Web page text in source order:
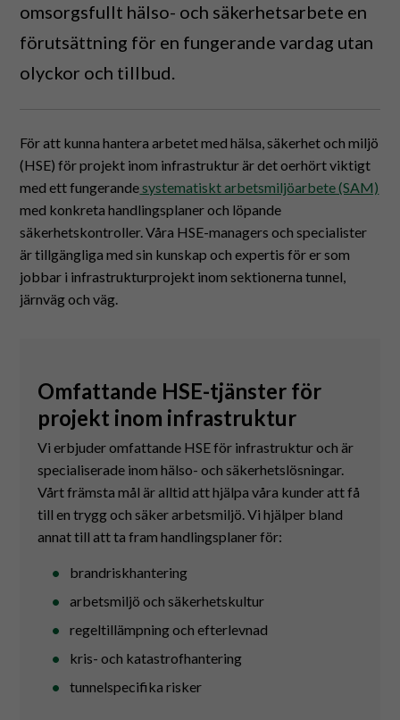
omsorgsfullt hälso- och säkerhetsarbete en
förutsättning för en fungerande vardag utan
olyckor och tillbud.
För att kunna hantera arbetet med hälsa, säkerhet och miljö
(HSE) för projekt inom infrastruktur är det oerhört viktigt
med ett fungerandesystematiskt arbetsmiljöarbete (SAM)
med konkreta handlingsplaner och löpande
säkerhetskontroller. Våra HSE-managers och specialister
är tillgängliga med sin kunskap och expertis för er som
jobbar i infrastrukturprojekt inom sektionerna tunnel,
järnväg och väg.
Omfattande HSE-tjänster för
projekt inom infrastruktur
Vi erbjuder omfattande HSE för infrastruktur och är
specialiserade inom hälso- och säkerhetslösningar.
Vårt främsta mål är alltid att hjälpa våra kunder att få
till en trygg och säker arbetsmiljö. Vi hjälper bland
annat till att ta fram handlingsplaner för:
brandriskhantering
arbetsmiljö och säkerhetskultur
regeltillämpning och efterlevnad
kris- och katastrofhantering
tunnelspecifika risker